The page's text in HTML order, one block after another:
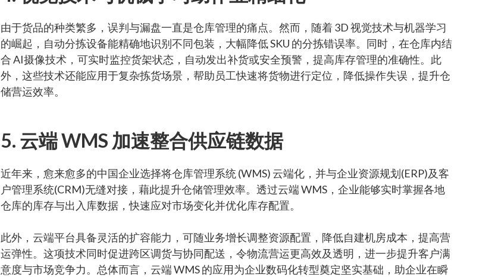
由于货品的种类繁多，误判与漏盘一直是仓库管理的痛点。然而，随着 3D 视觉技术与机器学习
的崛起，自动分拣设备能精确地识别不同包装，大幅降低 SKU 的分拣错误率。同时，在仓库内结
合 AI摄像技术，可实时监控货架状态，自动发出补货或安全预警，提高库存管理的准确性。此
外，这些技术还能应用于复杂拣货场景，帮助员工快速将货物进行定位，降低操作失误，提升仓
储营运效率。
5. 云端 WMS 加速整合供应链数据
近年来，愈来愈多的中国企业选择将仓库管理系统 (WMS) 云端化，并与企业资源规划(ERP)及客
户管理系统(CRM)无缝对接，藉此提升仓储管理效率。透过云端 WMS，企业能够实时掌握各地
仓库的库存与出入库数据，快速应对市场变化并优化库存配置。
此外，云端平台具备灵活的扩容能力，可随业务增长调整资源配置，降低自建机房成本，提高营
运弹性。这项技术同时促进跨区调货与协同配送，令物流营运更高效及透明，进一步提升客户满
意度与市场竞争力。总体而言，云端 WMS 的应用为企业数码化转型奠定坚实基础，助企业在瞬